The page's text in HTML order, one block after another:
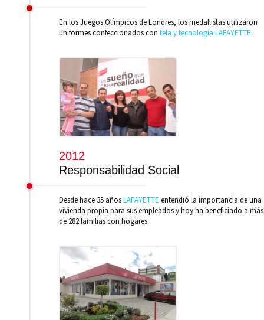
En los Juegos Olímpicos de Londres, los medallistas utilizaron
uniformes confeccionados con tela y tecnología LAFAYETTE.
2012
Responsabilidad Social
Desde hace 35 añosLAFAYETTE entendió la importancia de una
vivienda propia para sus empleados y hoy ha beneficiado a más
de 282 familias con hogares.